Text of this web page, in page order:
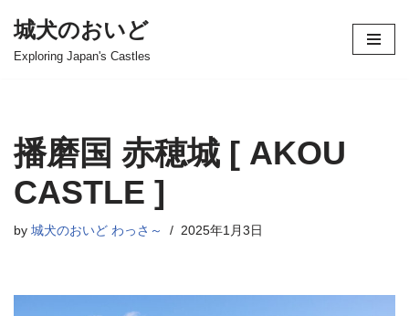
コ
ツ
へ
ス
キ
ッ
城犬のおいど
Exploring Japan's Castles
播磨国 赤穂城 [ AKOU
CASTLE ]
by 城犬のおいど わっさ～ 2025年1月3日